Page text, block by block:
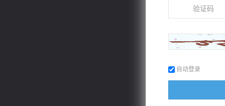
自动登录